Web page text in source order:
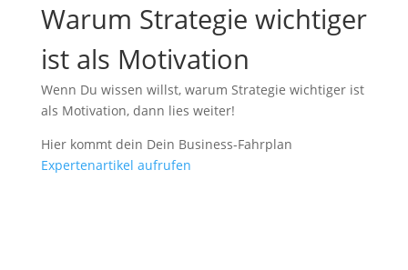
Warum Strategie wichtiger
ist als Motivation
Wenn Du wissen willst, warum Strategie wichtiger ist
als Motivation, dann lies weiter!
Hier kommt dein Dein Business-Fahrplan
Expertenartikel aufrufen